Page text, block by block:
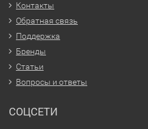
Контакты
Обратная связь
Поддержка
Бренды
Статьи
Вопросы и ответы
СОЦСЕТИ